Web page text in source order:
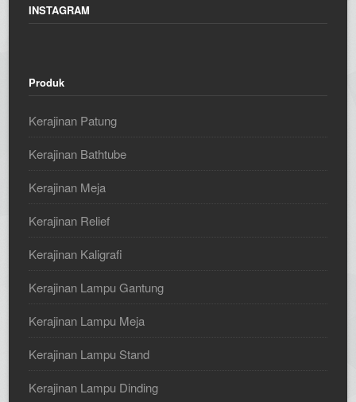
INSTAGRAM
Produk
Kerajinan Patung
Kerajinan Bathtube
Kerajinan Meja
Kerajinan Relief
Kerajinan Kaligrafi
Kerajinan Lampu Gantung
Kerajinan Lampu Meja
Kerajinan Lampu Stand
Kerajinan Lampu Dinding